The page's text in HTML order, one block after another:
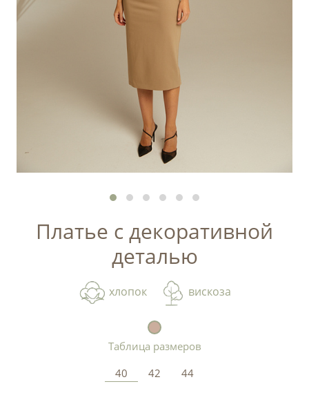
Платье с декоративной
деталью
хлопок вискоза
Таблица размеров
40
42
44